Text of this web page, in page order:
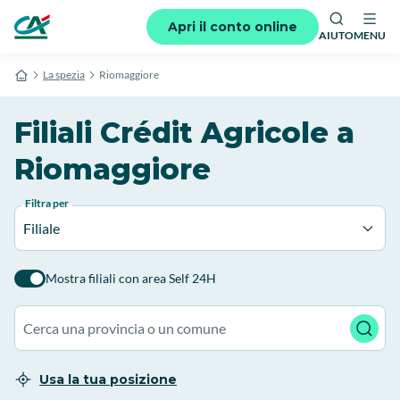
Apri il conto online
AIUTOMENU
La spezia Riomaggiore
Filiali Crédit Agricole a
Riomaggiore
Filtra per
Filiale
Mostra filiali con area Self 24H
Usa la tua posizione